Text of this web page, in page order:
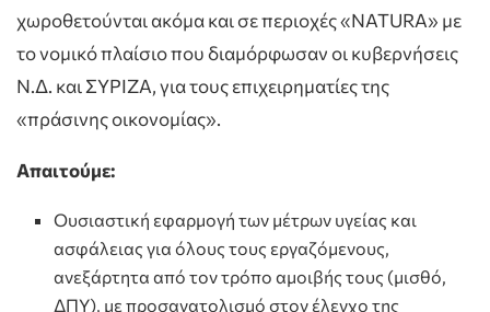
χωροθετούνται ακόμα και σε περιοχές «NATURA» με
το νομικό πλαίσιο που διαμόρφωσαν οι κυβερνήσεις
Ν.Δ. και ΣΥΡΙΖΑ, για τους επιχειρηματίες της
«πράσινης οικονομίας».
Απαιτούμε:
Ουσιαστική εφαρμογή των μέτρων υγείας και
ασφάλειας για όλους τους εργαζόμενους,
ανεξάρτητα από τον τρόπο αμοιβής τους (μισθό,
ΔΠΥ), με προσανατολισμό στον έλεγχο της